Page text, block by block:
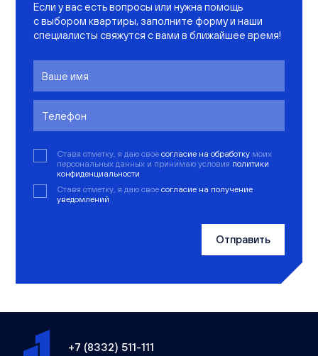
Если у вас есть вопросы или нужна помощь
с выбором квартиры, заполните форму и наши
специалисты свяжутся с вами в ближайшее время!
Ставя отметку, я даю свое согласие на обработку моих
персональных данных и принимаю условия политики
конфиденциальности
Ставя отметку, я даю свое согласие на получение
уведомлений
Отправить
+7 (8332) 511-111